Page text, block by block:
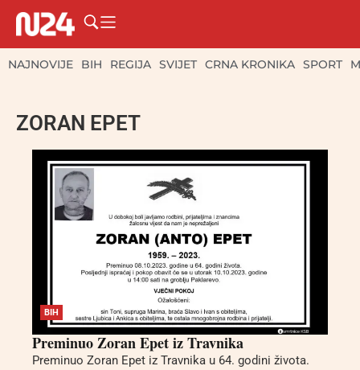
NAJNOVIJE BIH REGIJA SVIJET CRNA KRONIKA SPORT
ZORAN EPET
BIH
Preminuo Zoran Epet iz Travnika
Preminuo Zoran Epet iz Travnika u 64. godini života.